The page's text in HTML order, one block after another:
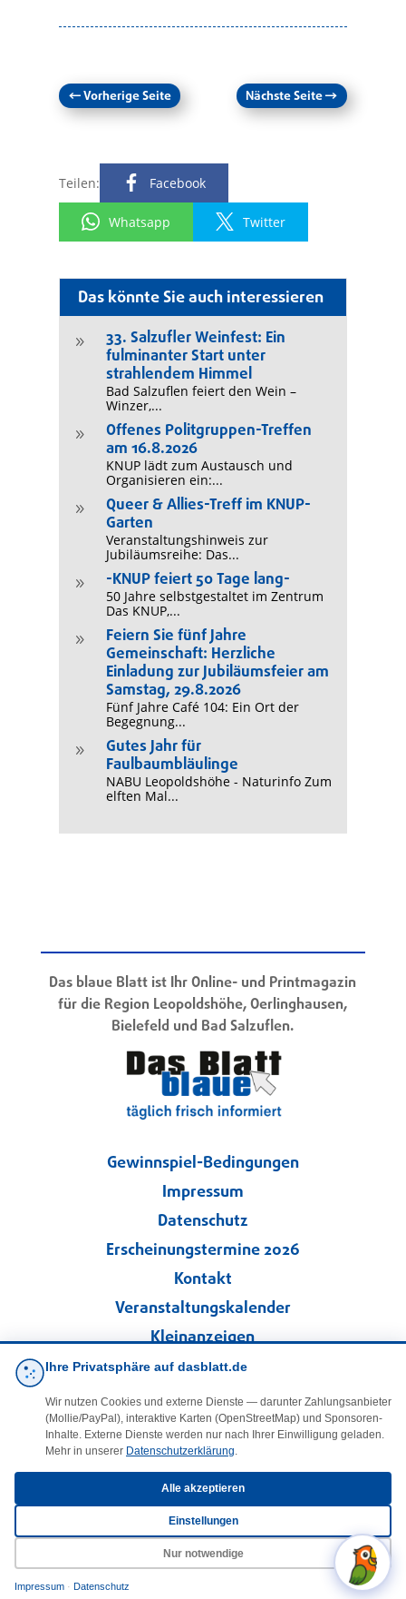
Das könnte Sie auch interessieren
9
33. Salzufler Weinfest: Ein
fulminanter Start unter
strahlendem Himmel
Bad Salzuflen feiert den Wein –
Winzer,...
9
Offenes Politgruppen-Treffen
am 16.8.2026
KNUP lädt zum Austausch und
Organisieren ein:...
9
Queer & Allies-Treff im KNUP-
Garten
Veranstaltungshinweis zur
Jubiläumsreihe: Das...
9 -KNUP feiert 50 Tage lang-
50 Jahre selbstgestaltet im Zentrum
Das KNUP,...
9
Feiern Sie fünf Jahre
Gemeinschaft: Herzliche
Einladung zur Jubiläumsfeier am
Samstag, 29.8.2026
Fünf Jahre Café 104: Ein Ort der
Begegnung...
9
Gutes Jahr für
Faulbaumbläulinge
NABU Leopoldshöhe - Naturinfo Zum
elften Mal...
←Vorherige Seite Nächste Seite→
Teilen: Facebook
Whatsapp Twitter
Das blaue Blatt ist Ihr Online- und Printmagazin
für die Region Leopoldshöhe, Oerlinghausen,
Bielefeld und Bad Salzuflen.
Gewinnspiel-Bedingungen
Impressum
Datenschutz
Erscheinungstermine 2026
Kontakt
Veranstaltungskalender
Kleinanzeigen
Folgen Sie uns!
facebook
E-Mail
Ihre Privatsphäre auf dasblatt.de
Wir nutzen Cookies und externe Dienste — darunter Zahlungsanbieter
(Mollie/PayPal), interaktive Karten (OpenStreetMap) und Sponsoren-
Inhalte. Externe Dienste werden nur nach Ihrer Einwilligung geladen.
Mehr in unserer Datenschutzerklärung.
Alle akzeptieren
Einstellungen
Nur notwendige
Impressum · Datenschutz